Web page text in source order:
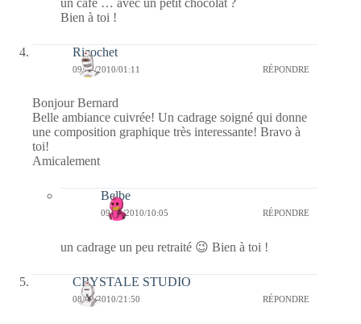
Bien à toi !
Ricochet
09/02/2010/01:11 RÉPONDRE
Bonjour Bernard
Belle ambiance cuivrée! Un cadrage soigné qui donne
une composition graphique très interessante! Bravo à
toi!
Amicalement
Belbe
09/02/2010/10:05 RÉPONDRE
un cadrage un peu retraité 😉 Bien à toi !
CRYSTALE STUDIO
08/02/2010/21:50 RÉPONDRE